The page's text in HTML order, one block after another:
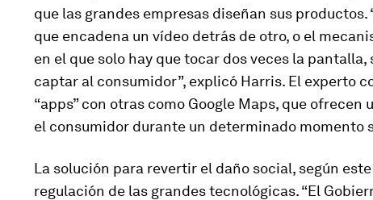
que las grandes empresas diseñan sus productos.
que encadena un vídeo detrás de otro, o el
en el que solo hay que tocar dos veces la
captar al consumidor”, explicó Harris. El experto
“apps” con otras como Google Maps, que
el consumidor durante un determinado momento
La solución para revertir el daño social, según
regulación de las grandes tecnológicas. “El